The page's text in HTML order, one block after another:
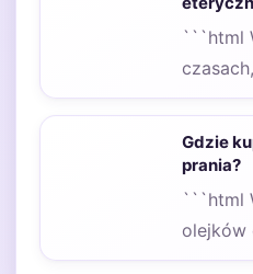
```html
osób
Gdzie
prania?
```html
olejków